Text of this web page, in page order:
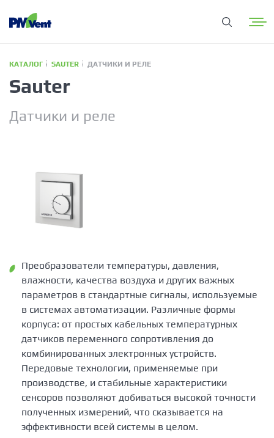
КАТАЛОГ SAUTER ДАТЧИКИ И РЕЛЕ
Sauter
Датчики и реле
Преобразователи температуры, давления,
влажности, качества воздуха и других важных
параметров в стандартные сигналы, используемые
в системах автоматизации. Различные формы
корпуса: от простых кабельных температурных
датчиков переменного сопротивления до
комбинированных электронных устройств.
Передовые технологии, применяемые при
производстве, и стабильные характеристики
сенсоров позволяют добиваться высокой точности
полученных измерений, что сказывается на
эффективности всей системы в целом.